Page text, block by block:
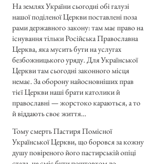
На землях України сьогодні обі галузі
нашої поділеної Церкви поставлені поза
рами державного закону: там має право на
існування тільки Російська Православна
Церква, яка мусить бути на услугах
безбожницького уряду. Для Української
Церкви там сьогодні законного місця
немає. За оборону найосновніших прав
тієї Церкви наші брати католики й
православні — жорстоко караються, а то
й віддають своє життя…
Тому смерть Пастиря Помісної
Української Церкви, що боровся за кожну
душу повіреного його пастирській опіці